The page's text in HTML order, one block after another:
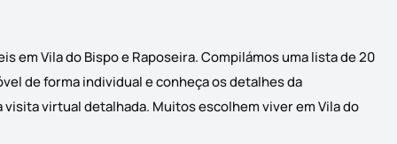
em Vila do Bispo e Raposeira. Compilámos uma lista de 20
de forma individual e conheça os detalhes da
virtual detalhada. Muitos escolhem viver em Vila do